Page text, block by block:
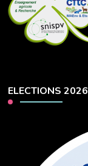
ELECTIONS 2026